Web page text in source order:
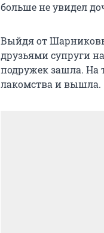
больше не увидел
Выйдя от
друзьями супруги
подружек зашла. На
лакомства и вышла.